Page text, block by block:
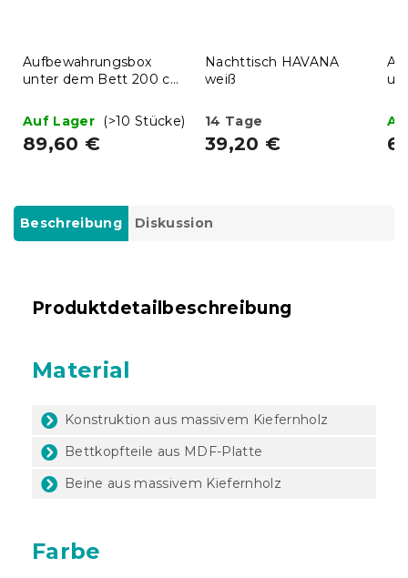
Aufbewahrungsbox
unter dem Bett 200 cm
Auf Lager
(>10 Stücke)
89,60 €
Nachttisch HAVANA
weiß
14 Tage
39,20 €
Beschreibung Diskussion
Produktdetailbeschreibung
Material
Konstruktion aus massivem Kiefernholz
Bettkopfteile aus MDF-Platte
Beine aus massivem Kiefernholz
Farbe